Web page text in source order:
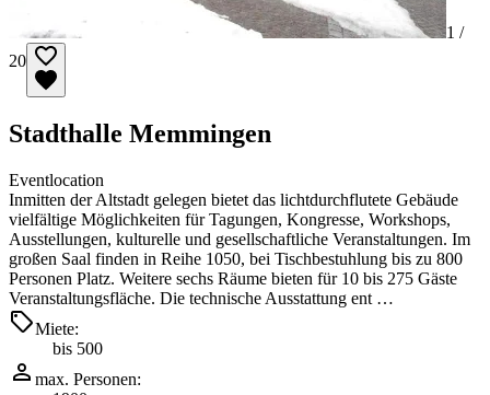
1 /
20
Stadthalle Memmingen
Eventlocation
Inmitten der Altstadt gelegen bietet das lichtdurchflutete Gebäude
vielfältige Möglichkeiten für Tagungen, Kongresse, Workshops,
Ausstellungen, kulturelle und gesellschaftliche Veranstaltungen. Im
großen Saal finden in Reihe 1050, bei Tischbestuhlung bis zu 800
Personen Platz. Weitere sechs Räume bieten für 10 bis 275 Gäste
Veranstaltungsfläche. Die technische Ausstattung ent …
Miete:
bis 500
max. Personen: